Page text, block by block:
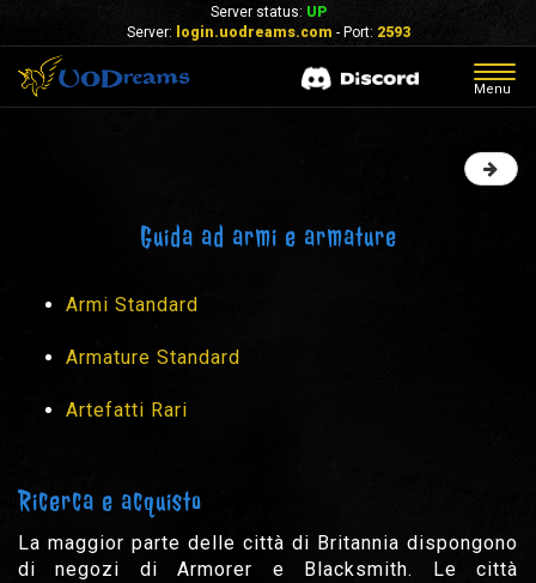
Server status: UP
Server:
login.uodreams.com - Port: 2593
Menu
Guida ad armi e armature
Armi Standard
Armature Standard
Artefatti Rari
Ricerca e acquisto
La maggior parte delle città di Britannia dispongono
di negozi di Armorer e Blacksmith. Le città